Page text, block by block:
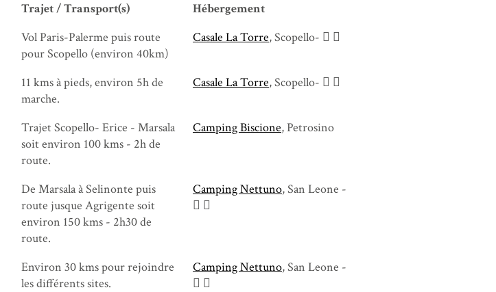
Trajet / Transport(s)
Hébergement
Vol Paris-Palerme puis route
pour Scopello (environ 40km)
Casale La Torre, Scopello-
11 kms à pieds, environ 5h de
marche.
Casale La Torre, Scopello-
Trajet Scopello- Erice - Marsala
soit environ 100 kms - 2h de
route.
Camping Biscione, Petrosino
De Marsala à Selinonte puis
route jusque Agrigente soit
environ 150 kms - 2h30 de
route.
Camping Nettuno, San Leone -
Environ 30 kms pour rejoindre
les différents sites.
Camping Nettuno, San Leone -